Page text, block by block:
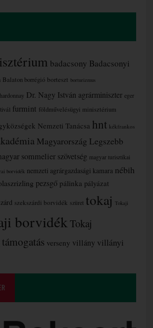
badacsony Badacsonyi
Balaton borrégió borteszt borturizmus
Dr. Nagy István agrárminiszter eger
furmint földművelésügyi minisztérium
Nemzeti Tanácsa hnt kékfrankos
Magyarország Legszebb
sommelier szövetség magyar turisztikai
borvidék nemzeti agrárgazdasági kamara nébih
pezsgő pálinka pályázat
szekszárdi borvidék szüret tokaj Tokaji
borvidékTokaj
támogatás verseny villány villányi